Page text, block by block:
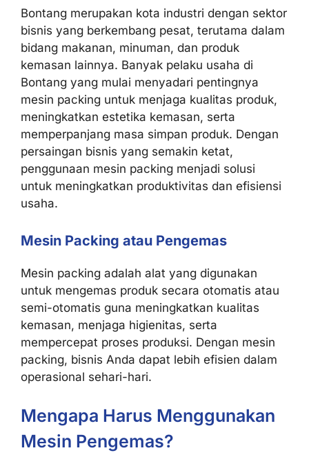
Bontang merupakan kota industri dengan sektor
bisnis yang berkembang pesat, terutama dalam
bidang makanan, minuman, dan produk
kemasan lainnya. Banyak pelaku usaha di
Bontang yang mulai menyadari pentingnya
mesin packing untuk menjaga kualitas produk,
meningkatkan estetika kemasan, serta
memperpanjang masa simpan produk. Dengan
persaingan bisnis yang semakin ketat,
penggunaan mesin packing menjadi solusi
untuk meningkatkan produktivitas dan efisiensi
usaha.
Mesin Packing atau Pengemas
Mesin packing adalah alat yang digunakan
untuk mengemas produk secara otomatis atau
semi-otomatis guna meningkatkan kualitas
kemasan, menjaga higienitas, serta
mempercepat proses produksi. Dengan mesin
packing, bisnis Anda dapat lebih efisien dalam
operasional sehari-hari.
Mengapa Harus Menggunakan
Mesin Pengemas?